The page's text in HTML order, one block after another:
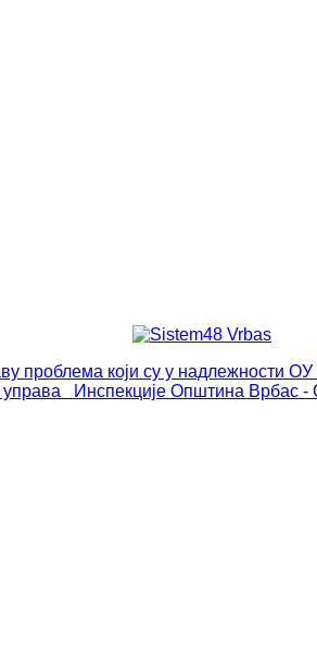
проблема који су у надлежности
Инспекције Општина Врбас -